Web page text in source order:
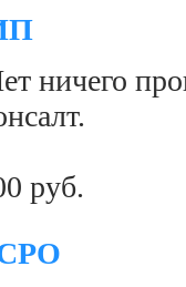
ничего
руб.
СРО